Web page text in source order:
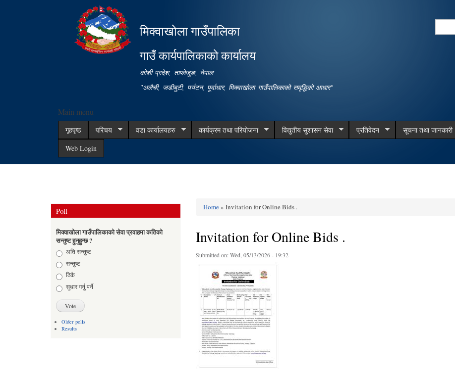
मिक्वाखोला गाउँपालिका
गाउँ कार्यपालिकाको कार्यालय
कोशी प्रदेश, ताप्लेजुङ, नेपाल
"अलैची, जडीबुटी, पर्यटन, पूर्वाधार, मिक्वाखोला गाउँपालिकाको समृद्धिको आधार"
Search
Main menu
गृहपृष्ठ परिचय वडा कार्यालयहरु कार्यक्रम तथा परियोजना विद्युतीय सुशासन सेवा प्रतिवेदन सूचना तथा जानकारी
Web Login
Poll
मिक्वाखोला गाउँपालिकाको सेवा प्रवाहमा कतिको
सन्तुष्ट हुनुहुन्छ ?
Choicesअति सन्तुष्ट
सन्तुष्ट
ठिकै
सुधार गर्नु पर्ने
Older polls
Results
Home» Invitation for Online Bids .
Invitation for Online Bids .
Submitted on:Wed, 05/13/2026 - 19:32